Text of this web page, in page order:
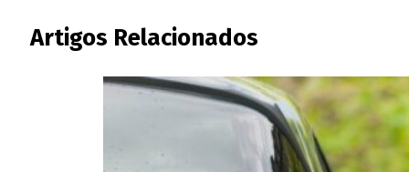
Artigos Relacionados